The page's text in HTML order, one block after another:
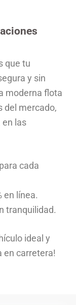
que tu
y sin
moderna flota
del mercado,
en las
cada
en línea.
tranquilidad.
ideal y
en carretera!